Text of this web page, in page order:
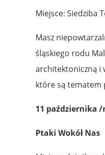
Miejsce: Siedziba
Masz
śląskiego rodu
architektoniczną i
które są tematem
11 października
Ptaki Wokół Nas